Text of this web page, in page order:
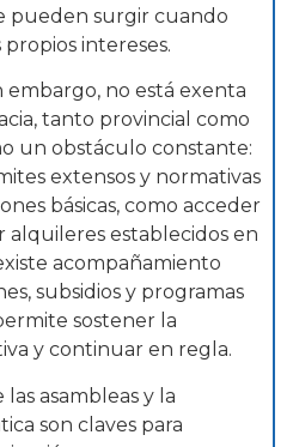
pueden surgir cuando
intereses.
embargo, no está exenta
tanto provincial como
un obstáculo constante:
extensos y normativas
básicas, como acceder
alquileres establecidos en
acompañamiento
subsidios y programas
sostener la
y continuar en regla.
asambleas y la
son claves para